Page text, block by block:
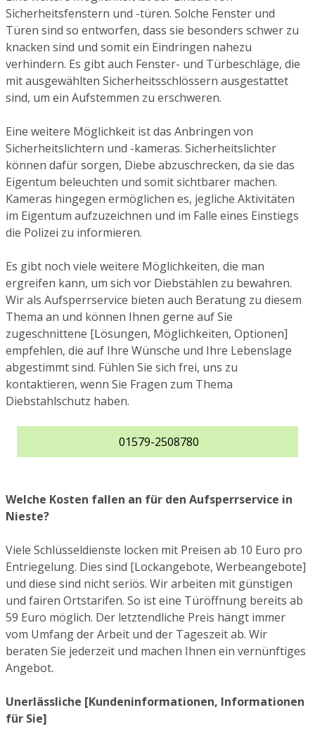
Sicherheitsfenstern und -türen. Solche Fenster und
Türen sind so entworfen, dass sie besonders schwer zu
knacken sind und somit ein Eindringen nahezu
verhindern. Es gibt auch Fenster- und Türbeschläge, die
mit ausgewählten Sicherheitsschlössern ausgestattet
sind, um ein Aufstemmen zu erschweren.
Eine weitere Möglichkeit ist das Anbringen von
Sicherheitslichtern und -kameras. Sicherheitslichter
können dafür sorgen, Diebe abzuschrecken, da sie das
Eigentum beleuchten und somit sichtbarer machen.
Kameras hingegen ermöglichen es, jegliche Aktivitäten
im Eigentum aufzuzeichnen und im Falle eines Einstiegs
die Polizei zu informieren.
Es gibt noch viele weitere Möglichkeiten, die man
ergreifen kann, um sich vor Diebstählen zu bewahren.
Wir als Aufsperrservice bieten auch Beratung zu diesem
Thema an und können Ihnen gerne auf Sie
zugeschnittene [Lösungen, Möglichkeiten, Optionen]
empfehlen, die auf Ihre Wünsche und Ihre Lebenslage
abgestimmt sind. Fühlen Sie sich frei, uns zu
kontaktieren, wenn Sie Fragen zum Thema
Diebstahlschutz haben.
01579-2508780
Welche Kosten fallen an für den Aufsperrservice in
Nieste?
Viele Schlüsseldienste locken mit Preisen ab 10 Euro pro
Entriegelung. Dies sind [Lockangebote, Werbeangebote]
und diese sind nicht seriös. Wir arbeiten mit günstigen
und fairen Ortstarifen. So ist eine Türöffnung bereits ab
59 Euro möglich. Der letztendliche Preis hängt immer
vom Umfang der Arbeit und der Tageszeit ab. Wir
beraten Sie jederzeit und machen Ihnen ein vernünftiges
Angebot.
Unerlässliche [Kundeninformationen, Informationen
für Sie]